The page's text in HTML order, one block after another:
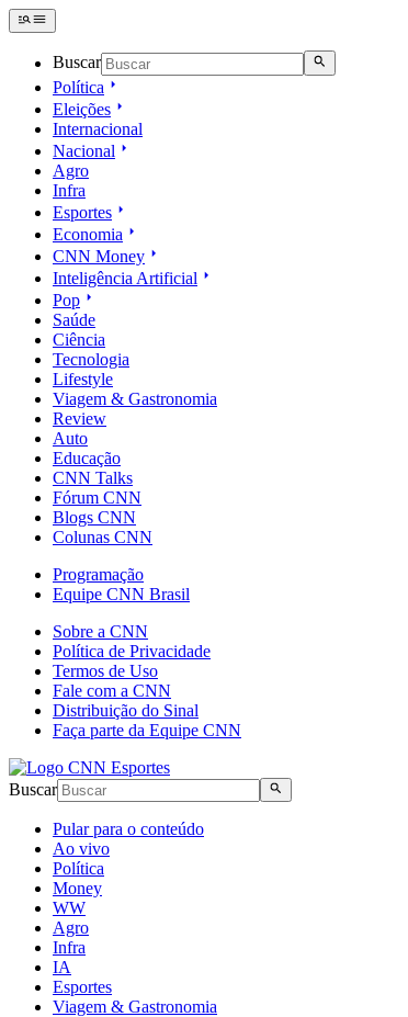
Buscar
Política
Eleições
Internacional
Nacional
Agro
Infra
Esportes
Economia
CNN Money
Inteligência Artificial
Pop
Saúde
Ciência
Tecnologia
Lifestyle
Viagem & Gastronomia
Review
Auto
Educação
CNN Talks
Fórum CNN
Blogs CNN
Colunas CNN
Programação
Equipe CNN Brasil
Sobre a CNN
Política de Privacidade
Termos de Uso
Fale com a CNN
Distribuição do Sinal
Faça parte da Equipe CNN
Buscar
Pular para o conteúdo
Ao vivo
Política
Money
WW
Agro
Infra
IA
Esportes
Viagem & Gastronomia